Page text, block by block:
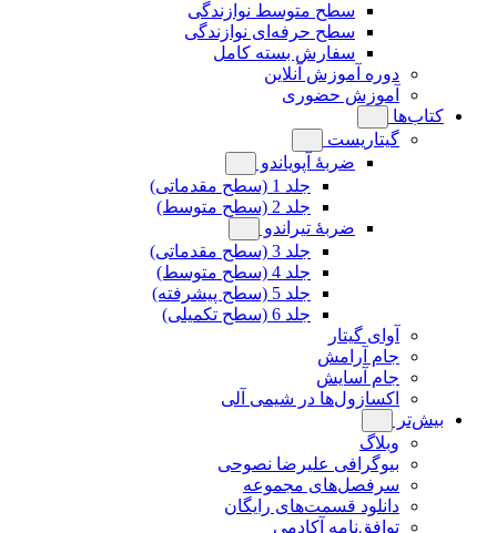
سطح متوسط نوازندگی
سطح حرفه‌ای نوازندگی
سفارش بسته کامل
دوره آموزش آنلاین
آموزش حضوری
کتاب‌ها
گیتاریست
ضربۀ آپویاندو
جلد 1 (سطح مقدماتی)
جلد 2 (سطح متوسط)
ضربۀ تیراندو
جلد 3 (سطح مقدماتی)
جلد 4 (سطح متوسط)
جلد 5 (سطح پیشرفته)
جلد 6 (سطح تکمیلی)
آوای گیتار
جام آرامش
جام آسایش
اکسازول‌ها در شیمی آلی
بیش‌تر
وبلاگ
بیوگرافی علیرضا نصوحی
سرفصل‌های مجموعه
دانلود قسمت‌های رایگان
توافق‌نامه آکادمی